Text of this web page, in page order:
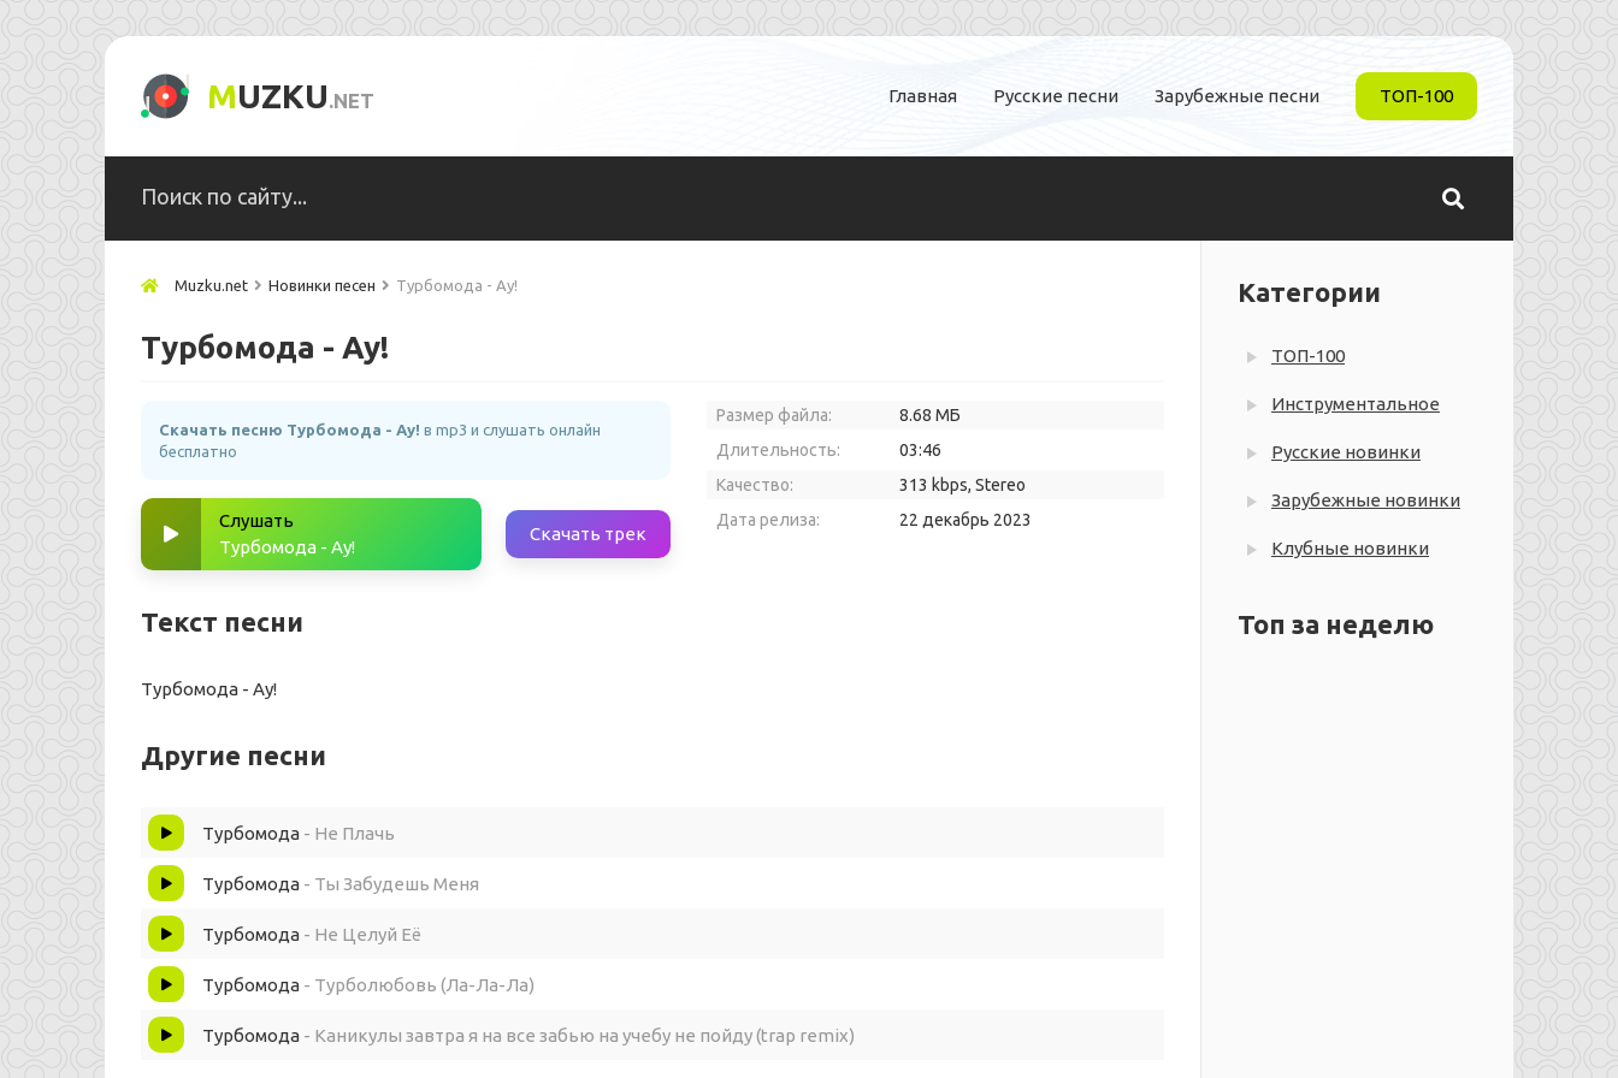
MUZKU.NET Главная Русские песни Зарубежные песни ТОП-100
Muzku.net Новинки песен Турбомода - Ау!
Турбомода - Ау!
Скачать песню Турбомода - Ау! в mp3 и слушать онлайн
бесплатно
Слушать
Турбомода - Ау!
Скачать трек
Размер файла:
8.68 МБ
Длительность:
03:46
Качество:
313 kbps, Stereo
Дата релиза:
22 декабрь 2023
Текст песни
Турбомода - Ау!
Другие песни
Турбомода - Не Плачь
Турбомода - Ты Забудешь Меня
Турбомода - Не Целуй Её
Турбомода - Турболюбовь (Ла-Ла-Ла)
Турбомода - Каникулы завтра я на все забью на учебу не пойду (trap remix)
Категории
ТОП-100
Инструментальное
Русские новинки
Зарубежные новинки
Клубные новинки
Топ за неделю